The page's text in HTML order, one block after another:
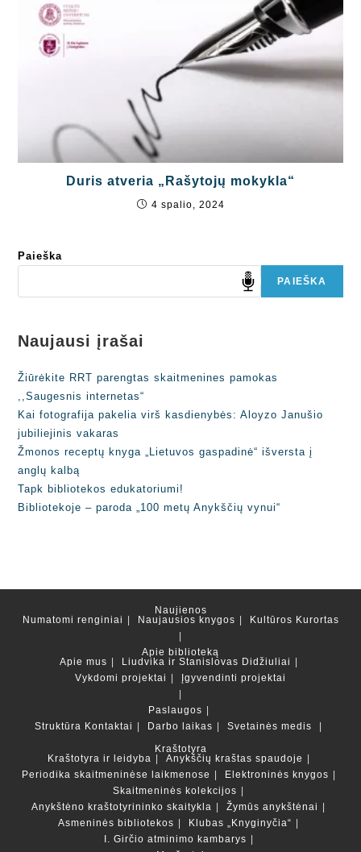
Duris atveria „Rašytojų mokykla“
4 spalio, 2024
Paieška
PAIEŠKA
Naujausi įrašai
Žiūrėkite RRT parengtas skaitmenines pamokas
,,Saugesnis internetas“
Kai fotografija pakelia virš kasdienybės: Aloyzo Janušio
jubiliejinis vakaras
Žmonos receptų knyga „Lietuvos gaspadinė“ išversta į
anglų kalbą
Tapk bibliotekos edukatoriumi!
Bibliotekoje – paroda „100 metų Anykščių vynui“
Naujienos
Numatomi renginiai
Naujausios knygos Kultūros Kurortas
Apie biblioteką
Apie mus
Liudvika ir Stanislovas Didžiuliai
Vykdomi projektai
Įgyvendinti projektai
Paslaugos
Struktūra Kontaktai Darbo laikas
Svetainės medis
Kraštotyra
Kraštotyra ir leidyba
Anykščių kraštas spaudoje
Periodika skaitmeninėse laikmenose
Elektroninės knygos
Skaitmeninės kolekcijos
Anykštėno kraštotyrininko skaitykla
Žymūs anykštėnai
Asmeninės bibliotekos
Klubas „Knyginyčia“
I. Girčio atminimo kambarys